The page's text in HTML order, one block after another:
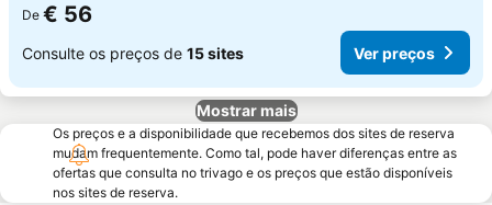
De € 56
Consulte os preços de 15 sites Ver preços
Mostrar mais
Os preços e a disponibilidade que recebemos dos sites de reserva
mudam frequentemente. Como tal, pode haver diferenças entre as
ofertas que consulta no trivago e os preços que estão disponíveis
nos sites de reserva.